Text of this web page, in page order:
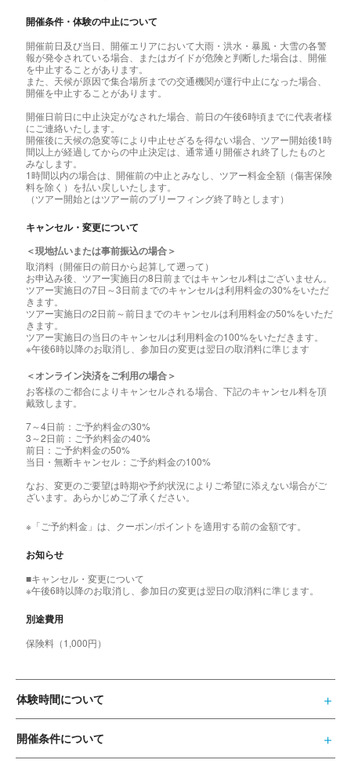
開催条件・体験の中止について
開催前日及び当日、開催エリアにおいて大雨・洪水・暴風・大雪の各警
報が発令されている場合、またはガイドが危険と判断した場合は、開催
を中止することがあります。
また、天候が原因で集合場所までの交通機関が運行中止になった場合、
開催を中止することがあります。
開催日前日に中止決定がなされた場合、前日の午後6時頃までに代表者様
にご連絡いたします。
開催後に天候の急変等により中止せざるを得ない場合、ツアー開始後1時
間以上が経過してからの中止決定は、通常通り開催され終了したものと
みなします。
1時間以内の場合は、開催前の中止とみなし、ツアー料金全額（傷害保険
料を除く）を払い戻しいたします。
（ツアー開始とはツアー前のブリーフィング終了時とします）
キャンセル・変更について
＜現地払いまたは事前振込の場合＞
取消料（開催日の前日から起算して遡って）
お申込み後、ツアー実施日の8日前まではキャンセル料はございません。
ツアー実施日の7日～3日前までのキャンセルは利用料金の30%をいただ
きます。
ツアー実施日の2日前～前日までのキャンセルは利用料金の50%をいただ
きます。
ツアー実施日の当日のキャンセルは利用料金の100%をいただきます。
※午後6時以降のお取消し、参加日の変更は翌日の取消料に準じます
＜オンライン決済をご利用の場合＞
お客様のご都合によりキャンセルされる場合、下記のキャンセル料を頂
戴致します。
7～4日前：ご予約料金の30%
3～2日前：ご予約料金の40%
前日：ご予約料金の50%
当日・無断キャンセル：ご予約料金の100%
なお、変更のご要望は時期や予約状況によりご希望に添えない場合がご
ざいます。あらかじめご了承ください。
※「ご予約料金」は、クーポン/ポイントを適用する前の金額です。
お知らせ
■キャンセル・変更について
※午後6時以降のお取消し、参加日の変更は翌日の取消料に準じます。
別途費用
保険料（1,000円）
体験時間について
開催条件について